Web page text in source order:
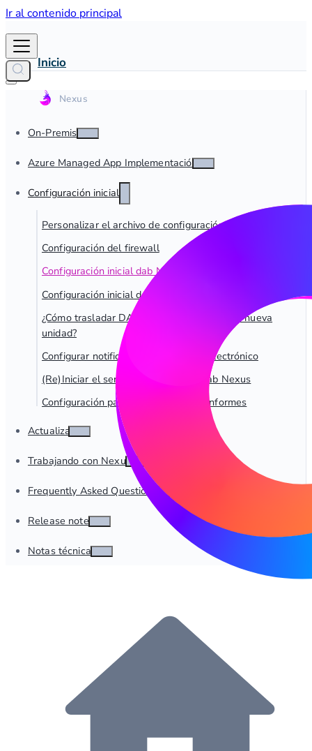
Ir al contenido principal
Inicio
On-Premise
Azure Managed App Implementación
Configuración inicial
Personalizar el archivo de configuración
Configuración del firewall
Configuración inicial dab Nexus On-Premise
Configuración inicial de dab Nexus Managed App
¿Cómo trasladar DAB_NEXUS_HOME a una nueva
unidad?
Configurar notificaciones por correo electrónico
(Re)Iniciar el servicio de Windows dab Nexus
Configuración para la extracción de informes
Actualizar
Trabajando con Nexus
Frequently Asked Questions
Release notes
Notas técnicas